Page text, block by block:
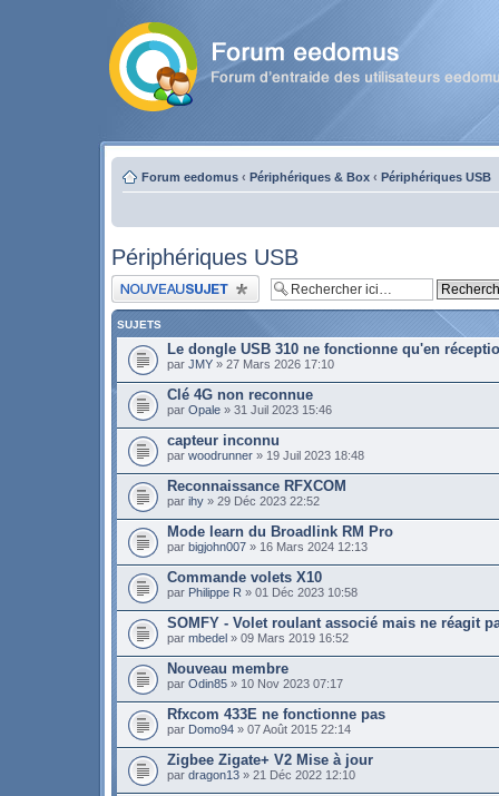
Forum eedomus ‹ Périphériques & Box ‹ Périphériques USB
Périphériques USB
Publier un nouveau sujet
SUJETS
Le dongle USB 310 ne fonctionne qu'en
par JMY » 27 Mars 2026 17:10
Clé 4G non reconnue
par Opale » 31 Juil 2023 15:46
capteur inconnu
par woodrunner » 19 Juil 2023 18:48
Reconnaissance RFXCOM
par ihy » 29 Déc 2023 22:52
Mode learn du Broadlink RM Pro
par bigjohn007 » 16 Mars 2024 12:13
Commande volets X10
par Philippe R » 01 Déc 2023 10:58
SOMFY - Volet roulant associé mais ne réagit
par mbedel » 09 Mars 2019 16:52
Nouveau membre
par Odin85 » 10 Nov 2023 07:17
Rfxcom 433E ne fonctionne pas
par Domo94 » 07 Août 2015 22:14
Zigbee Zigate+ V2 Mise à jour
par dragon13 » 21 Déc 2022 12:10